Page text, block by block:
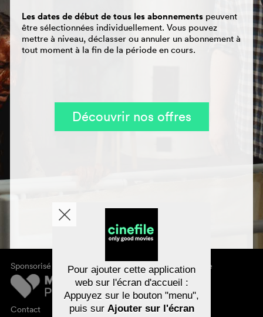
Les dates de début de tous les abonnements peuvent
être sélectionnées individuellement. Vous pouvez
mettre à niveau, déclasser ou annuler un abonnement à
tout moment à la fin de la période en cours.
Découvrir nos offres
Sponsorisé par
Contact
À propos de cinefile
S'inscrire/s'abonner
Newsletter
FAQ
Pour ajouter cette application
web sur l'écran d'accueil :
Appuyez sur le bouton "menu",
puis sur Ajouter sur l'écran